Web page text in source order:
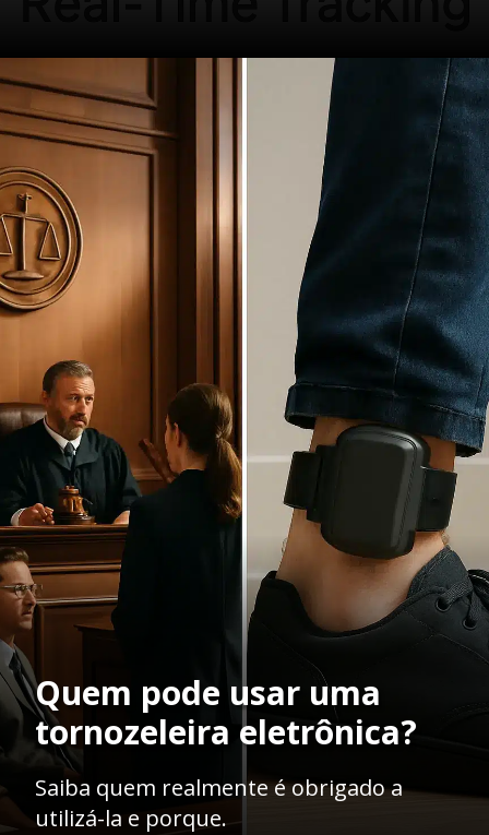
Opening https://ademilsoncs.adv.br/
Quem pode usar uma
tornozeleira eletrônica?
Saiba quem realmente é obrigado a
utilizá-la e porque.